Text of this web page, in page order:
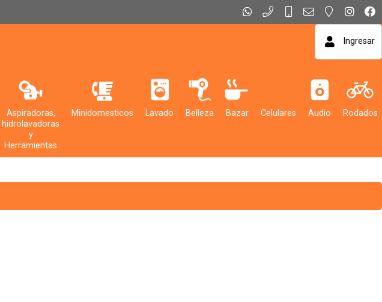
Ingresar
Aspiradoras,
hidrolavadoras
y
Herramientas
Minidomesticos Lavado Belleza Bazar Celulares Audio Rodados